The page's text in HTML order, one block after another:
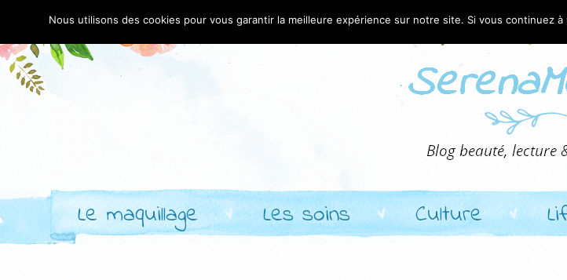
Le maquillage Les soins Culture
Nous utilisons des cookies pour vous garantir la meilleure expérience sur notre site. Si vous continuez